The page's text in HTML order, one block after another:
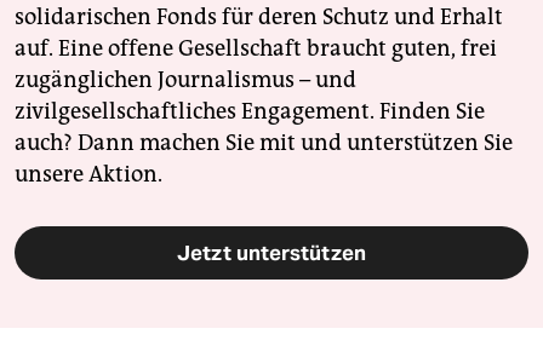
solidarischen Fonds für deren Schutz und Erhalt
auf. Eine offene Gesellschaft braucht guten, frei
zugänglichen Journalismus – und
zivilgesellschaftliches Engagement. Finden Sie
auch? Dann machen Sie mit und unterstützen Sie
unsere Aktion.
Jetzt unterstützen